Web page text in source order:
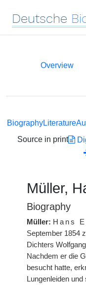
Deutsche
Overview
BiographyLiterature
Source in print
Müller,
Biography
Müller: Hans
September 1854
Dichters
Nachdem er die
besucht hatte,
Lungenleiden